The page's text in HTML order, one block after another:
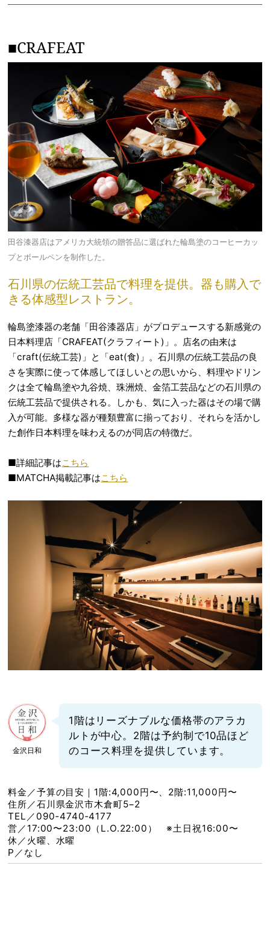
■CRAFEAT
田谷漆器店はアメリカ大統領の贈答品に選ばれた輪島塗のコーヒーカッ
プとボールペンを制作した。
石川県の伝統工芸品で料理を提供。器も購入で
きる体感型レストラン。
輪島塗漆器の老舗「田谷漆器店」がプロデュースする新感覚の
日本料理店「CRAFEAT(クラフィート)」。店名の由来は
「craft(伝統工芸)」と「eat(食)」。石川県の伝統工芸品の良
さを実際に使って体感してほしいとの思いから、料理やドリン
クは全て輪島塗や九谷焼、珠洲焼、金箔工芸品などの石川県の
伝統工芸品で提供される。しかも、気に入った器はその場で購
入が可能。多様な器が種類豊富に揃っており、それらを活かし
た創作日本料理を味わえるのが同店の特徴だ。
■詳細記事はこちら
■MATCHA掲載記事はこちら
金沢日和
1階はリーズナブルな価格帯のアラカ
ルトが中心。2階は予約制で10品ほど
のコース料理を提供しています。
料金／予算の目安｜1階:4,000円〜、2階:11,000円〜
住所／石川県金沢市木倉町5−2
TEL／090‐4740‐4177
営／17:00〜23:00（L.O.22:00） ※土日祝16:00〜
休／火曜、水曜
P／なし